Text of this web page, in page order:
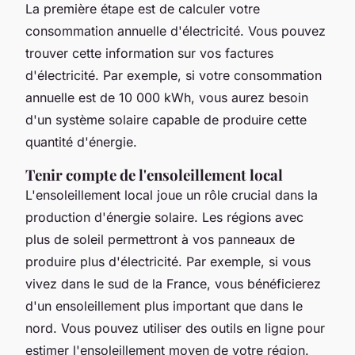
La première étape est de calculer votre
consommation annuelle d'électricité. Vous pouvez
trouver cette information sur vos factures
d'électricité. Par exemple, si votre consommation
annuelle est de 10 000 kWh, vous aurez besoin
d'un système solaire capable de produire cette
quantité d'énergie.
Tenir compte de l'ensoleillement local
L'ensoleillement local joue un rôle crucial dans la
production d'énergie solaire. Les régions avec
plus de soleil permettront à vos panneaux de
produire plus d'électricité. Par exemple, si vous
vivez dans le sud de la France, vous bénéficierez
d'un ensoleillement plus important que dans le
nord. Vous pouvez utiliser des outils en ligne pour
estimer l'ensoleillement moyen de votre région.